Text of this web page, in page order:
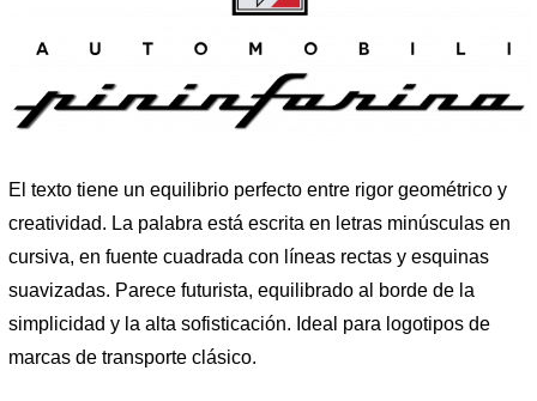
El texto tiene un equilibrio perfecto entre rigor geométrico y
creatividad. La palabra está escrita en letras minúsculas en
cursiva, en fuente cuadrada con líneas rectas y esquinas
suavizadas. Parece futurista, equilibrado al borde de la
simplicidad y la alta sofisticación. Ideal para logotipos de
marcas de transporte clásico.